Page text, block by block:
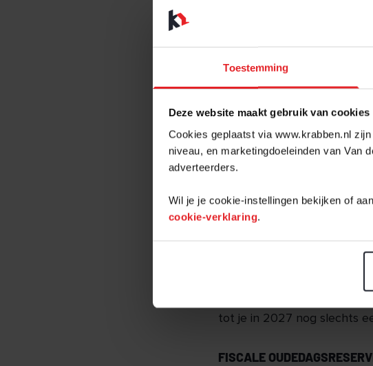
Toestemming
Deze website maakt gebruik van cookies
Cookies geplaatst via www.krabben.nl
niveau, en marketingdoeleinden van Van
adverteerders.
Wil je je cookie-instellingen bekijken of
cookie-verklaring.
de kost verdient. Er zijn
VERHOGING
op achteruit. Dat komt door
vennootschapsbelasting in
ingekort van een winst van
NOG SNELLERE AFBOUW
Zo het er nu naar uitziet,
Ter vergelijking: in 2022
tot je in 2027 nog slechts
FISCALE